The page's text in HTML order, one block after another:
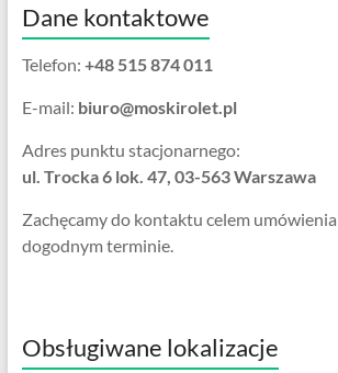
Dane kontaktowe
Telefon: +48 515 874 011
E-mail: biuro@moskirolet.pl
Adres punktu stacjonarnego:
ul. Trocka 6 lok. 47, 03-563 Warszawa
Zachęcamy do kontaktu celem
dogodnym terminie.
Obsługiwane lokalizacje